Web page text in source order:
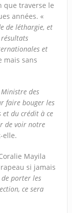
que traverse le
années. «
de léthargie, et
et
mais sans
des
faire bouger les
et du crédit à ce
de voir notre
elle.
Mayila
si jamais
porter les
ce sera